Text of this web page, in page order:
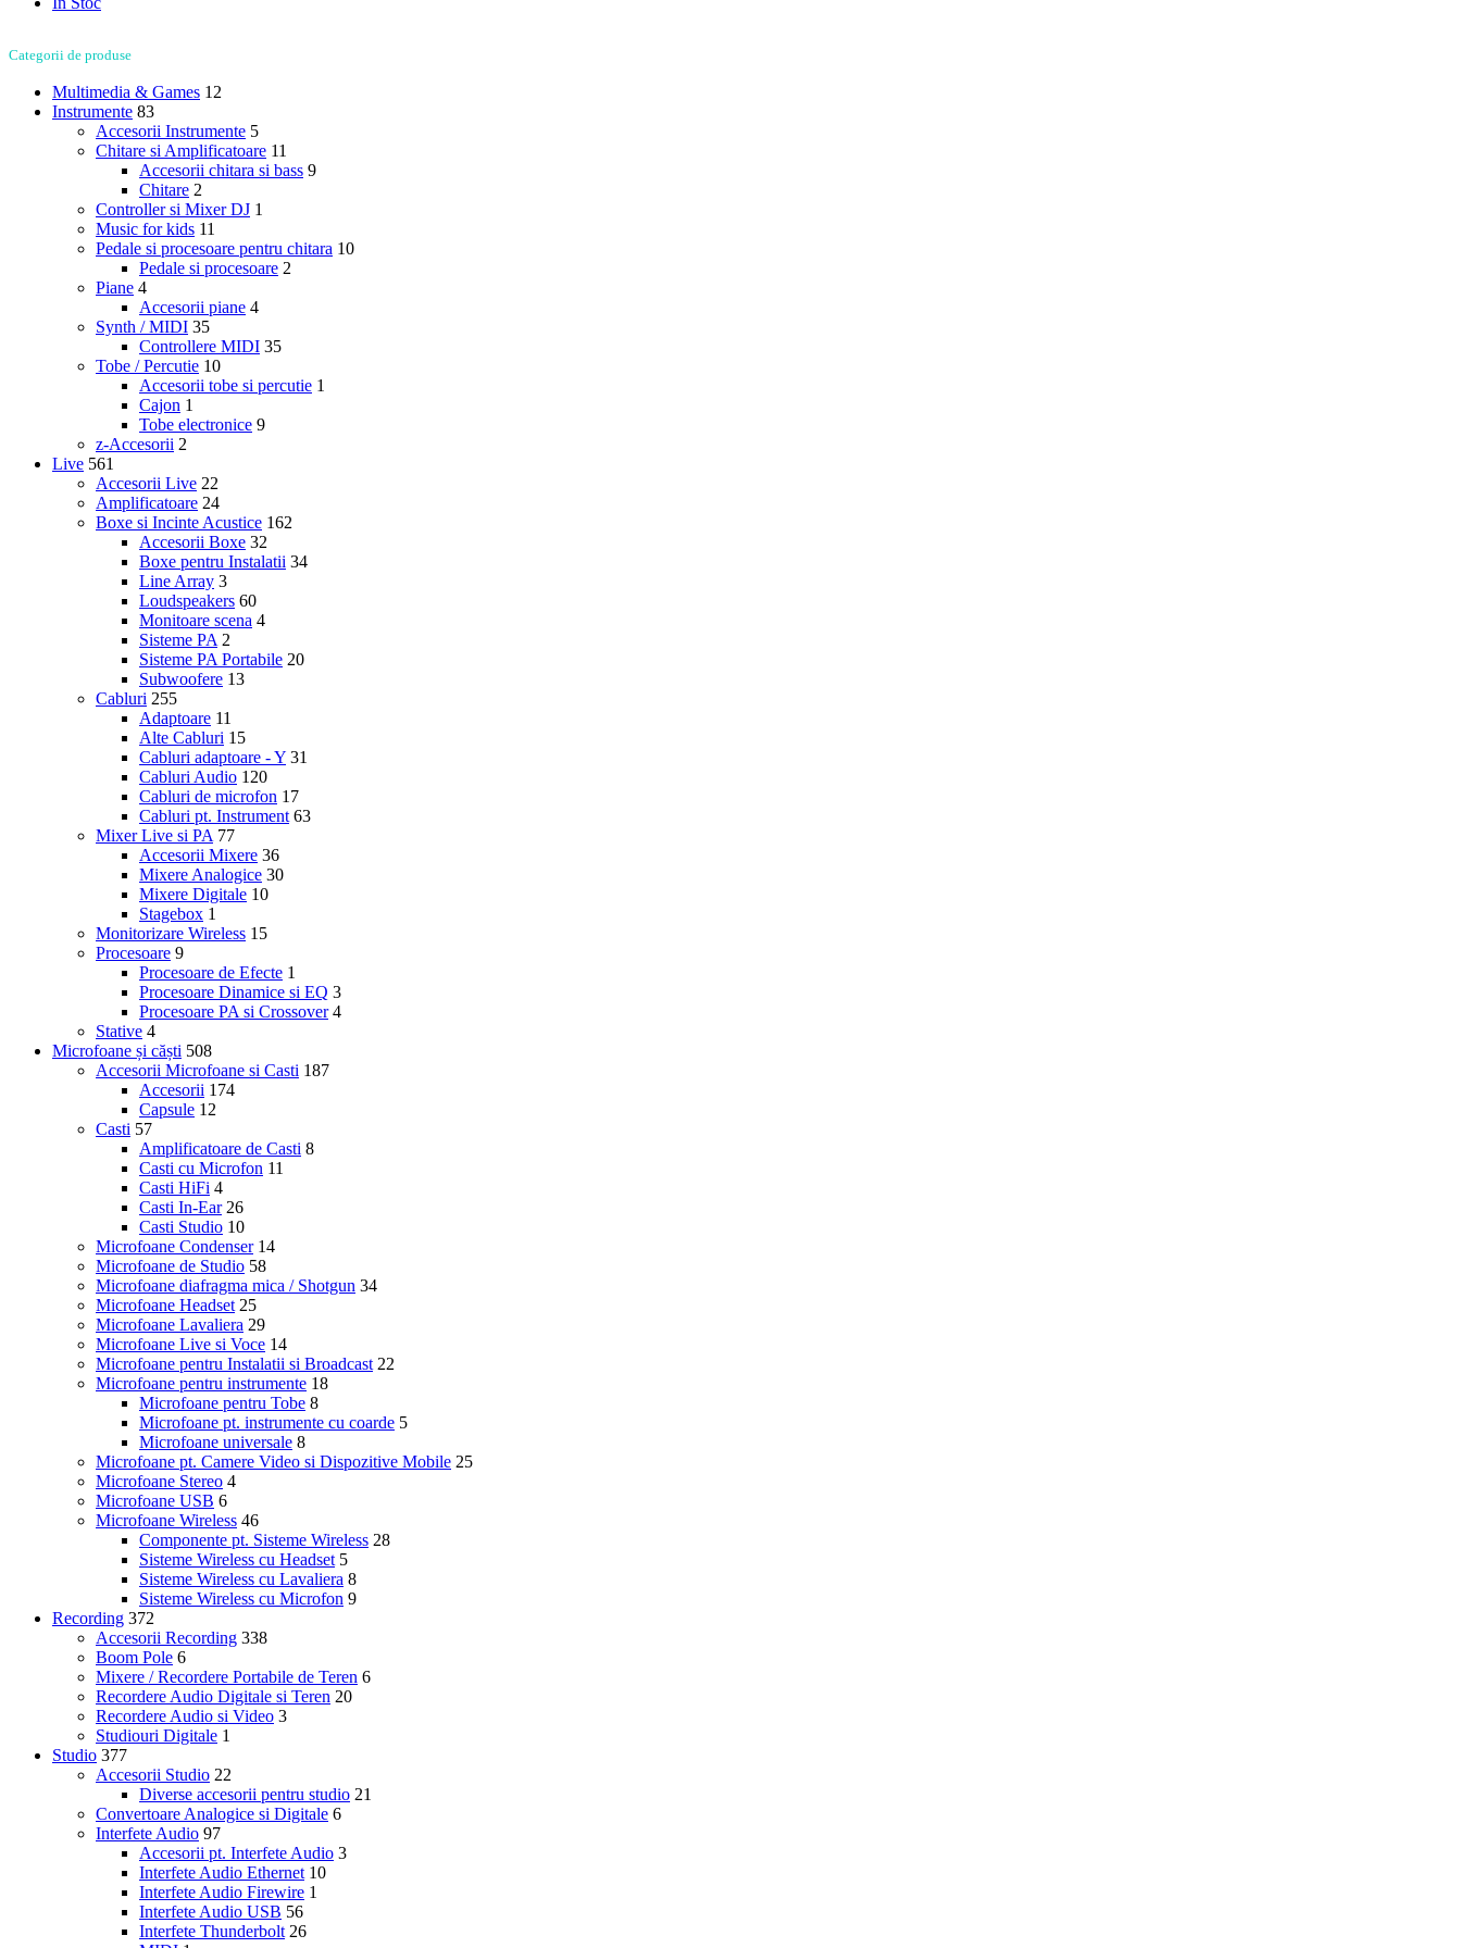
Categorii de produse
Multimedia & Games 12
Instrumente 83
Accesorii Instrumente 5
Chitare si Amplificatoare 11
Accesorii chitara si bass 9
Chitare 2
Controller si Mixer DJ 1
Music for kids 11
Pedale si procesoare pentru chitara 10
Pedale si procesoare 2
Piane 4
Accesorii piane 4
Synth / MIDI 35
Controllere MIDI 35
Tobe / Percutie 10
Accesorii tobe si percutie 1
Cajon 1
Tobe electronice 9
z-Accesorii 2
Live 561
Accesorii Live 22
Amplificatoare 24
Boxe si Incinte Acustice 162
Accesorii Boxe 32
Boxe pentru Instalatii 34
Line Array 3
Loudspeakers 60
Monitoare scena 4
Sisteme PA 2
Sisteme PA Portabile 20
Subwoofere 13
Cabluri 255
Adaptoare 11
Alte Cabluri 15
Cabluri adaptoare - Y 31
Cabluri Audio 120
Cabluri de microfon 17
Cabluri pt. Instrument 63
Mixer Live si PA 77
Accesorii Mixere 36
Mixere Analogice 30
Mixere Digitale 10
Stagebox 1
Monitorizare Wireless 15
Procesoare 9
Procesoare de Efecte 1
Procesoare Dinamice si EQ 3
Procesoare PA si Crossover 4
Stative 4
Microfoane și căști 508
Accesorii Microfoane si Casti 187
Accesorii 174
Capsule 12
Casti 57
Amplificatoare de Casti 8
Casti cu Microfon 11
Casti HiFi 4
Casti In-Ear 26
Casti Studio 10
Microfoane Condenser 14
Microfoane de Studio 58
Microfoane diafragma mica / Shotgun 34
Microfoane Headset 25
Microfoane Lavaliera 29
Microfoane Live si Voce 14
Microfoane pentru Instalatii si Broadcast 22
Microfoane pentru instrumente 18
Microfoane pentru Tobe 8
Microfoane pt. instrumente cu coarde 5
Microfoane universale 8
Microfoane pt. Camere Video si Dispozitive Mobile 25
Microfoane Stereo 4
Microfoane USB 6
Microfoane Wireless 46
Componente pt. Sisteme Wireless 28
Sisteme Wireless cu Headset 5
Sisteme Wireless cu Lavaliera 8
Sisteme Wireless cu Microfon 9
Recording 372
Accesorii Recording 338
Boom Pole 6
Mixere / Recordere Portabile de Teren 6
Recordere Audio Digitale si Teren 20
Recordere Audio si Video 3
Studiouri Digitale 1
Studio 377
Accesorii Studio 22
Diverse accesorii pentru studio 21
Convertoare Analogice si Digitale 6
Interfete Audio 97
Accesorii pt. Interfete Audio 3
Interfete Audio Ethernet 10
Interfete Audio Firewire 1
Interfete Audio USB 56
Interfete Thunderbolt 26